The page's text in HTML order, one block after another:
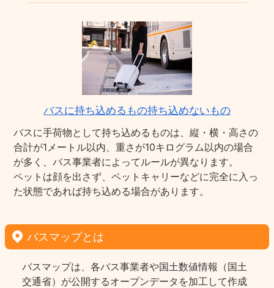
バスに持ち込めるもの持ち込めないもの
バスに手荷物として持ち込めるものは、縦・横・高さの
合計が1メートル以内、重さが10キログラム以内の場合
が多く、バス事業者によってルールが異なります。
ペットは顔を出さず、ペットキャリーなどに完全に入っ
た状態であれば持ち込める場合があります。
バスマップとは
バスマップは、各バス事業者や国土数値情報（国土
交通省）が公開するオープンデータを加工して作成